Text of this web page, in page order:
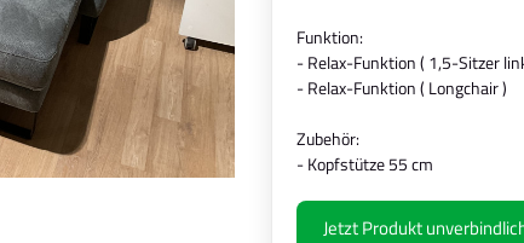
Funktion:
- Relax-Funktion ( 1,5-Sitzer
- Relax-Funktion ( Longchair )
Zubehör:
- Kopfstütze 55 cm
Jetzt Produkt